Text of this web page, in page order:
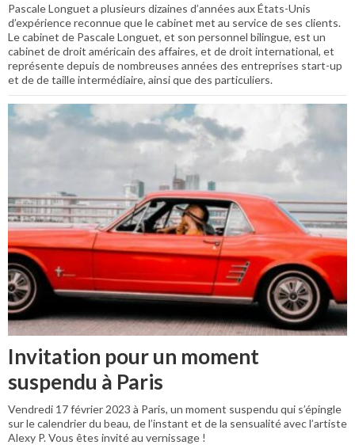
Pascale Longuet a plusieurs dizaines d’années aux États-Unis
d’expérience reconnue que le cabinet met au service de ses clients.
Le cabinet de Pascale Longuet, et son personnel bilingue, est un
cabinet de droit américain des affaires, et de droit international, et
représente depuis de nombreuses années des entreprises start-up
et de de taille intermédiaire, ainsi que des particuliers.
Invitation pour un moment
suspendu à Paris
Vendredi 17 février 2023 à Paris, un moment suspendu qui s’épingle
sur le calendrier du beau, de l’instant et de la sensualité avec l’artiste
Alexy P. Vous êtes invité au vernissage !